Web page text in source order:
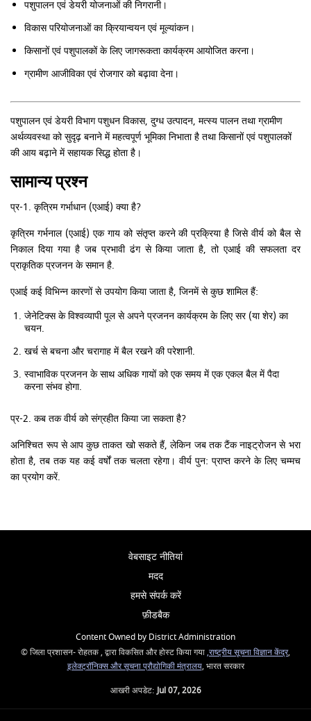
पशुपालन एवं डेयरी योजनाओं की निगरानी।
विकास परियोजनाओं का क्रियान्वयन एवं मूल्यांकन।
किसानों एवं पशुपालकों के लिए जागरूकता कार्यक्रम आयोजित करना।
ग्रामीण आजीविका एवं रोजगार को बढ़ावा देना।
पशुपालन एवं डेयरी विभाग पशुधन विकास, दुग्ध उत्पादन, मत्स्य पालन तथा ग्रामीण
अर्थव्यवस्था को सुदृढ़ बनाने में महत्वपूर्ण भूमिका निभाता है तथा किसानों एवं पशुपालकों
की आय बढ़ाने में सहायक सिद्ध होता है।
सामान्य प्रश्न
प्र-1. कृत्रिम गर्भाधान (एआई) क्या है?
कृत्रिम गर्भनाल (एआई) एक गाय को संतृप्त करने की प्रक्रिया है जिसे वीर्य को बैल से
निकाल दिया गया है जब प्रभावी ढंग से किया जाता है, तो एआई की सफलता दर
प्राकृतिक प्रजनन के समान है.
एआई कई विभिन्न कारणों से उपयोग किया जाता है, जिनमें से कुछ शामिल हैं:
जेनेटिक्स के विश्वव्यापी पूल से अपने प्रजनन कार्यक्रम के लिए सर (या शेर) का
चयन.
खर्च से बचना और चरागाह में बैल रखने की परेशानी.
स्वाभाविक प्रजनन के साथ अधिक गायों को एक समय में एक एकल बैल में पैदा
करना संभव होगा.
प्र-2. कब तक वीर्य को संग्रहीत किया जा सकता है?
अनिश्चित रूप से आप कुछ ताकत खो सकते हैं, लेकिन जब तक टैंक नाइट्रोजन से भरा
होता है, तब तक यह कई वर्षों तक चलता रहेगा। वीर्य पुन: प्राप्त करने के लिए चम्मच
का प्रयोग करें.
वेबसाइट नीतियां
मदद
हमसे संपर्क करें
फ़ीडबैक
Content Owned by District Administration
© जिला प्रशासन- रोहतक , द्वारा विकसित और होस्ट किया गया,राष्ट्रीय सूचना विज्ञान केंद्र,
इलेक्ट्रॉनिक्स और सूचना प्रौद्योगिकी मंत्रालय, भारत सरकार
आखरी अपडेट:Jul 07, 2026